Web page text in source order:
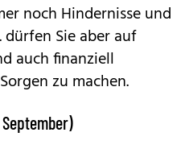
noch Hindernisse und
dürfen Sie aber auf
auch finanziell
zu machen.